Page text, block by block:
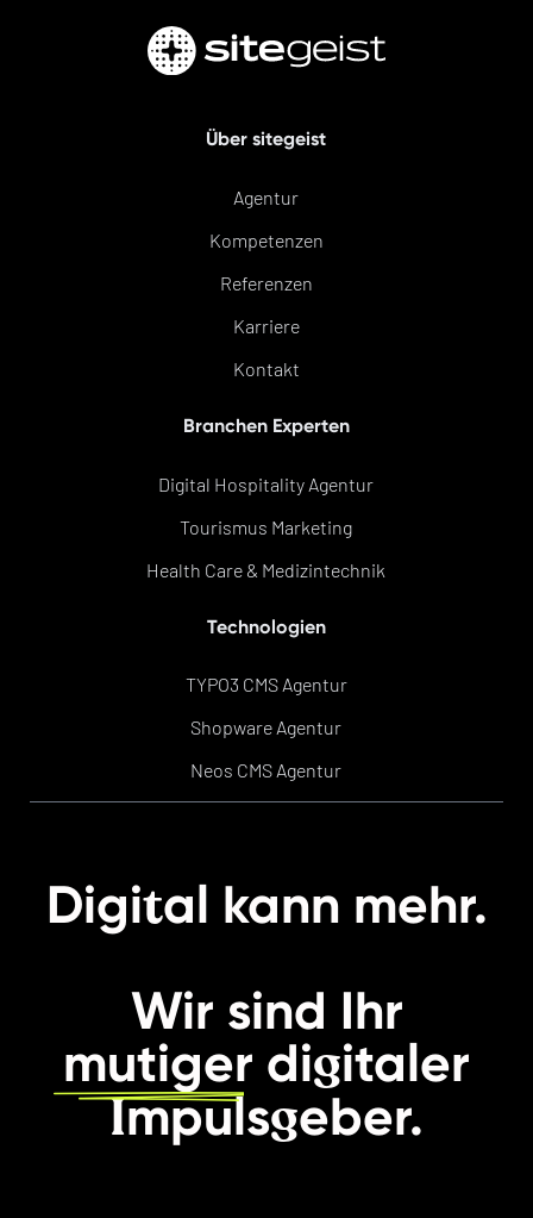
Über sitegeist
Agentur
Kompetenzen
Referenzen
Karriere
Kontakt
Branchen Experten
Digital Hospitality Agentur
Tourismus Marketing
Health Care & Medizintechnik
Technologien
TYPO3 CMS Agentur
Shopware Agentur
Neos CMS Agentur
Digital kann mehr.
Wir sind Ihr
mutiger digitaler
Impulsgeber.